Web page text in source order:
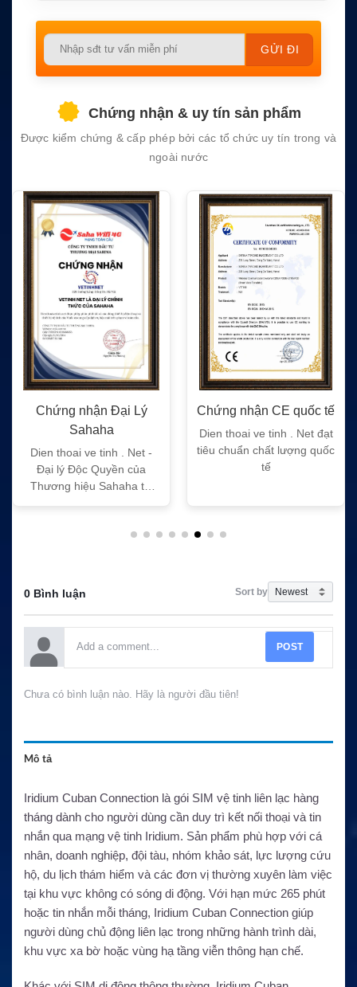
Please
empty.
Chứng nhận & uy tín sản phẩm
Được kiểm chứng & cấp phép bởi các tổ chức uy tín trong và
ngoài nước
Chứng nhận Đại Lý
Sahaha
Dien thoai ve tinh . Net -
Đại lý Độc Quyền của
Thương hiệu Sahaha tại
Chứng nhận CE quốc tế
Dien thoai ve tinh . Net đạt
tiêu chuẩn chất lượng quốc
tế
0 Bình luận Sort by
POST
Chưa có bình luận nào. Hãy là người đầu tiên!
Mô tả
Iridium Cuban Connection là gói SIM vệ tinh liên lạc hàng
tháng dành cho người dùng cần duy trì kết nối thoại và tin
nhắn qua mạng vệ tinh Iridium. Sản phẩm phù hợp với cá
nhân, doanh nghiệp, đội tàu, nhóm khảo sát, lực lượng cứu
hộ, du lịch thám hiểm và các đơn vị thường xuyên làm việc
tại khu vực không có sóng di động. Với hạn mức 265 phút
hoặc tin nhắn mỗi tháng, Iridium Cuban Connection giúp
người dùng chủ động liên lạc trong những hành trình dài,
khu vực xa bờ hoặc vùng hạ tầng viễn thông hạn chế.